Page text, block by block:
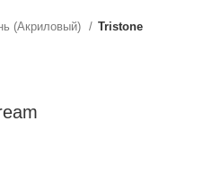
(Акриловый) Tristone